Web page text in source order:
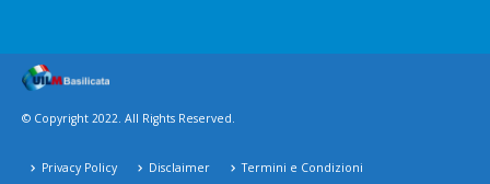
© Copyright 2022. All Rights Reserved.
Privacy Policy Disclaimer
Termini e Condizioni